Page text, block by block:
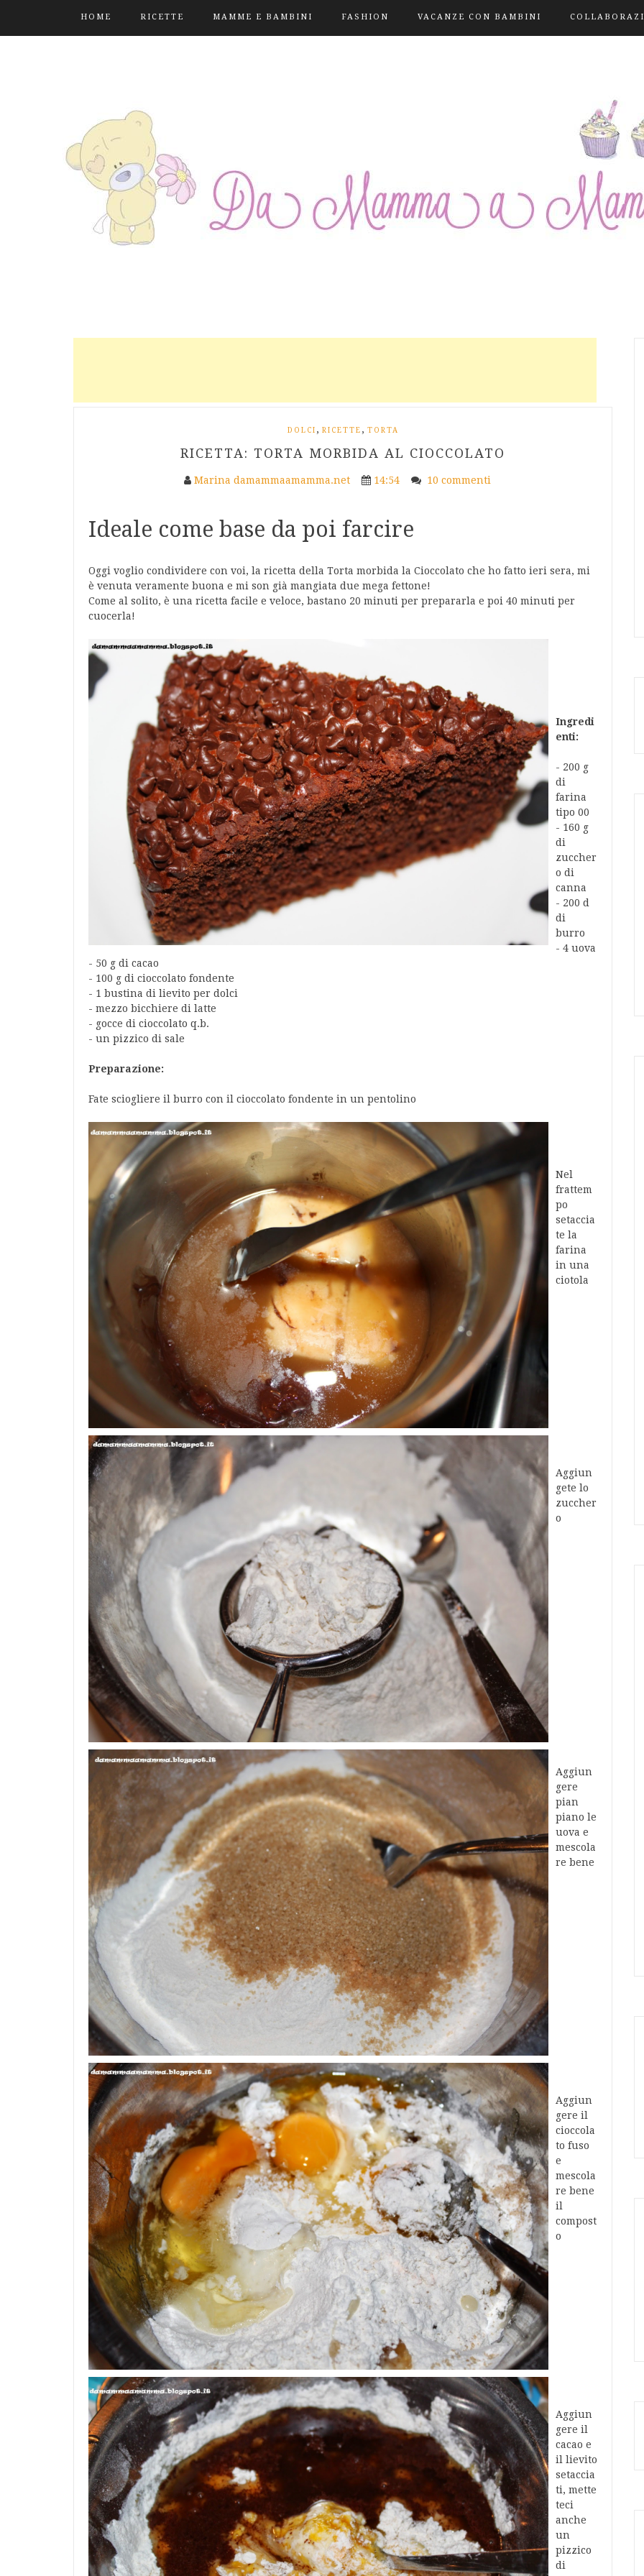
HOME RICETTE MAMME E BAMBINI FASHION VACANZE CON BAMBINI
DOLCI , RICETTE , TORTA
RICETTA: TORTA MORBIDA AL CIOCCOLATO
Marina damammaamamma.net 14:54 10 commenti
Ideale come base da poi farcire
Oggi voglio condividere con voi, la ricetta della Torta morbida la Cioccolato che ho fatto ieri sera, mi
è venuta veramente buona e mi son già mangiata due mega fettone!
Come al solito, è una ricetta facile e veloce, bastano 20 minuti per prepararla e poi 40 minuti per
cuocerla!
Ingredi
enti:
- 200 g
di
farina
tipo 00
- 160 g
di
zuccher
o di
canna
- 200 d
di
burro
- 4 uova
- 50 g di cacao
- 100 g di cioccolato fondente
- 1 bustina di lievito per dolci
- mezzo bicchiere di latte
- gocce di cioccolato q.b.
- un pizzico di sale
Preparazione:
Fate sciogliere il burro con il cioccolato fondente in un pentolino
Nel
frattem
po
setaccia
te la
farina
in una
ciotola
Aggiun
gete lo
zuccher
o
Aggiun
gere
pian
piano le
uova e
mescola
re bene
Aggiun
gere il
cioccola
to fuso
e
mescola
re bene
il
compost
o
Aggiun
gere il
cacao e
il lievito
setaccia
ti, mette
teci
anche
un
pizzico
di